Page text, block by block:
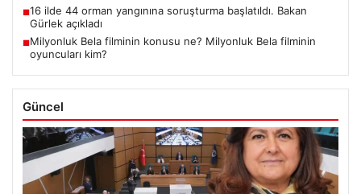
■16 ilde 44 orman yangınına soruşturma başlatıldı. Bakan
Gürlek açıkladı
■Milyonluk Bela filminin konusu ne? Milyonluk Bela filminin
oyuncuları kim?
Güncel